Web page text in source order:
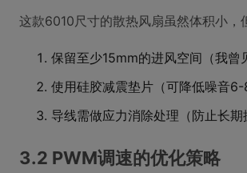
这款6010尺寸的散热风扇虽然体积小
保留至少15mm的进风空间（我
使用硅胶减震垫片（可降低噪音6-
导线需做应力消除处理（防止长期
3.2 PWM调速的优化策略